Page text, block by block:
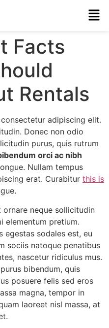
Facts
Rentals
adipiscing elit.
Donec non odio
purus, quis rutrum
orci ac nibh
Nullam tempus
erat. Curabitur this is
neque sollicitudin
elementum pretium.
egestas sodales est, eu
sociis natoque penatibus
nascetur ridiculus mus.
bibendum, quis
posuere felis sed eros
magna, tempor in
laoreet nisl massa, at